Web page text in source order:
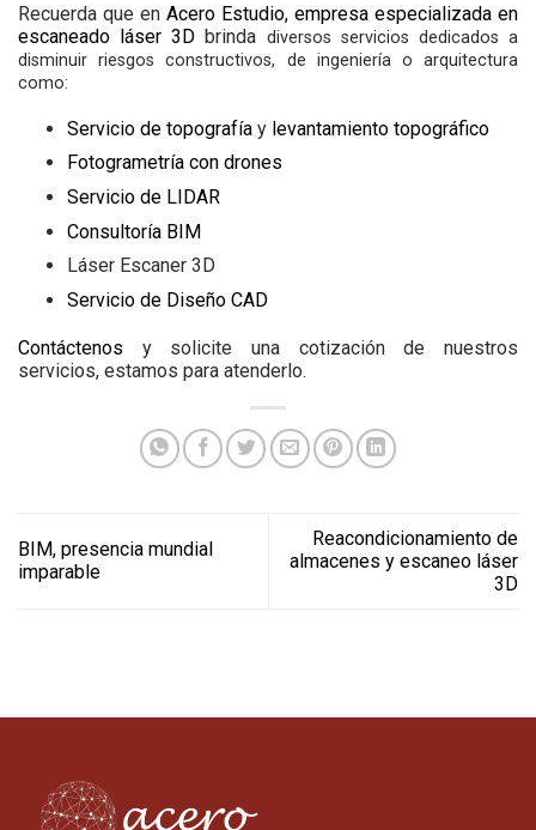
Recuerda que en Acero Estudio, empresa especializada en
escaneado láser 3D brinda diversos servicios dedicados a
disminuir riesgos constructivos, de ingeniería o arquitectura
como:
Servicio de topografíay levantamiento topográfico
Fotogrametría con drones
Servicio de LIDAR
Consultoría BIM
Láser Escaner 3D
Servicio de Diseño CAD
Contáctenos y solicite una cotización de nuestros
servicios, estamos para atenderlo.
BIM, presencia mundial
imparable
Reacondicionamiento de
almacenes y escaneo láser
3D